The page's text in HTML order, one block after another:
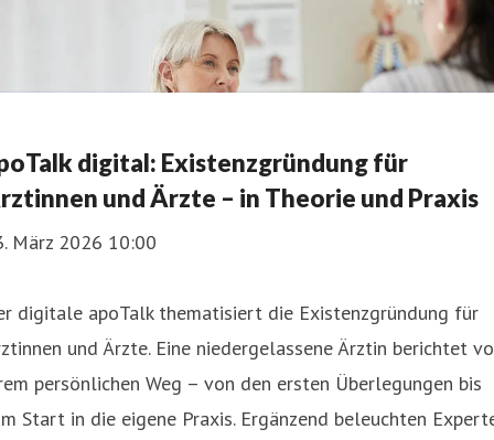
digital: Existenzgründung für
und Ärzte – in Theorie und Praxis
März 2026 10:00
digitale apoTalk thematisiert die Existenzgründung für
und Ärzte. Eine niedergelassene Ärztin berichtet
persönlichen Weg – von den ersten Überlegungen bis
Start in die eigene Praxis. Ergänzend beleuchten